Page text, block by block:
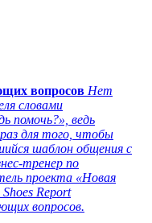
вопросов Нет
словами
помочь?», ведь
для того, чтобы
шаблон общения с
тренер по
проекта «Новая
Report
вопросов.